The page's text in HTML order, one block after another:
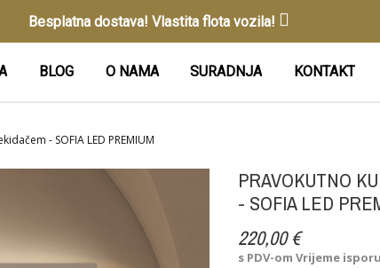
Besplatna dostava! Vlastita flota vozila!
BLOG O NAMA SURADNJA KONTAKT
- SOFIA LED PREMIUM
PRAVOKUTNO
- SOFIA LED
220,00 €
s PDV-omVrijeme